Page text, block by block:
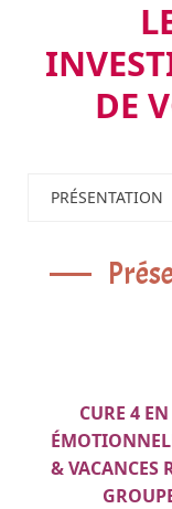
DE
PRÉSENTATION
CURE 4
& VACANCES